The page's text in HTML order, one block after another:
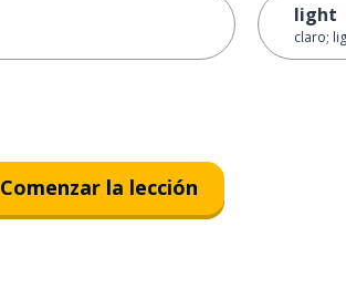
light
claro;
Comenzar la lección